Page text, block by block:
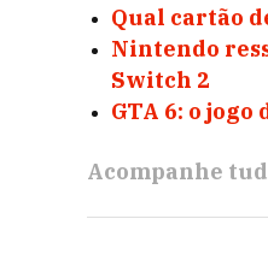
Qual cartão
Nintendo
Switch 2
GTA 6: o
Acompanhe